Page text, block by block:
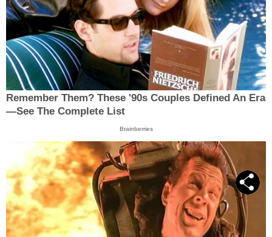
Remember Them? These '90s Couples Defined An Era
—See The Complete List
Brainberries